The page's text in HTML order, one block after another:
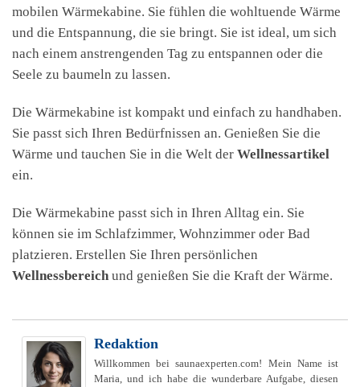
mobilen Wärmekabine. Sie fühlen die wohltuende Wärme
und die Entspannung, die sie bringt. Sie ist ideal, um sich
nach einem anstrengenden Tag zu entspannen oder die
Seele zu baumeln zu lassen.
Die Wärmekabine ist kompakt und einfach zu handhaben.
Sie passt sich Ihren Bedürfnissen an. Genießen Sie die
Wärme und tauchen Sie in die Welt der Wellnessartikel
ein.
Die Wärmekabine passt sich in Ihren Alltag ein. Sie
können sie im Schlafzimmer, Wohnzimmer oder Bad
platzieren. Erstellen Sie Ihren persönlichen
Wellnessbereich und genießen Sie die Kraft der Wärme.
Redaktion
Willkommen bei saunaexperten.com! Mein Name ist
Maria, und ich habe die wunderbare Aufgabe, diesen